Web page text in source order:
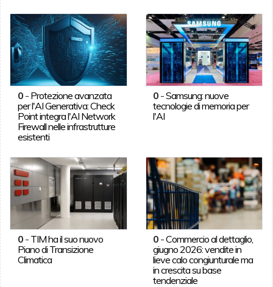
0- Protezione avanzata
per l'AI Generativa: Check
Point integra l'AI Network
Firewall nelle infrastrutture
esistenti
0 -Samsung: nuove
tecnologie di memoria per
l'AI
0- TIM ha il suo nuovo
Piano di Transizione
Climatica
0 -Commercio al dettaglio,
giugno 2026: vendite in
lieve calo congiunturale ma
in crescita su base
tendenziale